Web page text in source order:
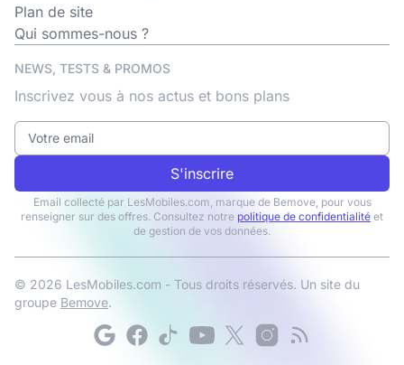
Plan de site
Qui sommes-nous ?
NEWS, TESTS & PROMOS
Inscrivez vous à nos actus et bons plans
S'inscrire
Email collecté par LesMobiles.com, marque de Bemove, pour vous
renseigner sur des offres. Consultez notre politique de confidentialité et
de gestion de vos données.
© 2026 LesMobiles.com - Tous droits réservés. Un site du
groupe Bemove.